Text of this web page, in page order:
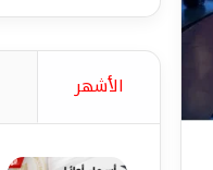
الأشهر